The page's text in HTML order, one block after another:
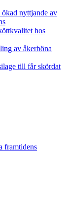
nyttjande av
hos
av åkerböna
till får skördat
framtidens